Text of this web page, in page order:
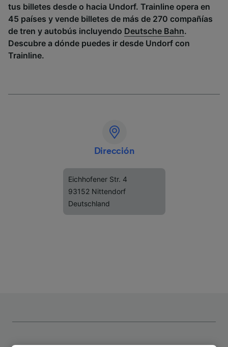
tus billetes desde o hacia Undorf. Trainline opera en
45 países y vende billetes de más de 270 compañías
de tren y autobús incluyendo Deutsche Bahn.
Descubre a dónde puedes ir desde Undorf con
Trainline.
Dirección
Eichhofener Str. 4
93152 Nittendorf
Deutschland